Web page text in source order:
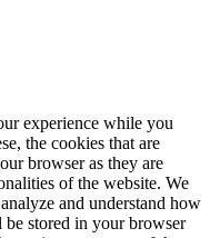
experience while you
the cookies that are
browser as they are
of the website. We
and understand how
stored in your browser